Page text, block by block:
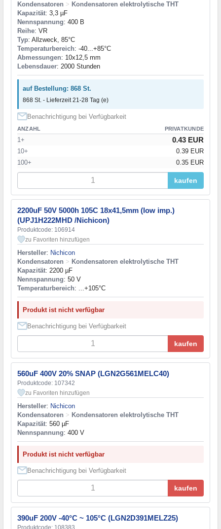
Kondensatoren > Kondensatoren elektrolytische THT
Kapazität: 3,3 µF
Nennspannung: 400 В
Reihe: VR
Typ: Allzweck, 85°C
Temperaturbereich: -40...+85°C
Abmessungen: 10x12,5 mm
Lebensdauer: 2000 Stunden
auf Bestellung: 868 St.
868 St. - Lieferzeit 21-28 Tag (e)
Benachrichtigung bei Verfügbarkeit
ANZAHL PRIVATKUNDE
1+ 0.43 EUR
10+
0.39 EUR
100+
0.35 EUR
kaufen
2200uF 50V 5000h 105C 18x41,5mm (low imp.)
(UPJ1H222MHD /Nichicon)
Produktcode: 106914
zu Favoriten hinzufügen
Hersteller: Nichicon
Kondensatoren > Kondensatoren elektrolytische THT
Kapazität: 2200 µF
Nennspannung: 50 V
Temperaturbereich: ...+105°C
Produkt ist nicht verfügbar
Benachrichtigung bei Verfügbarkeit
kaufen
560uF 400V 20% SNAP (LGN2G561MELC40)
Produktcode: 107342
zu Favoriten hinzufügen
Hersteller: Nichicon
Kondensatoren > Kondensatoren elektrolytische THT
Kapazität: 560 µF
Nennspannung: 400 V
Produkt ist nicht verfügbar
Benachrichtigung bei Verfügbarkeit
kaufen
390uF 200V -40°C ~ 105°C (LGN2D391MELZ25)
Produktcode: 108383